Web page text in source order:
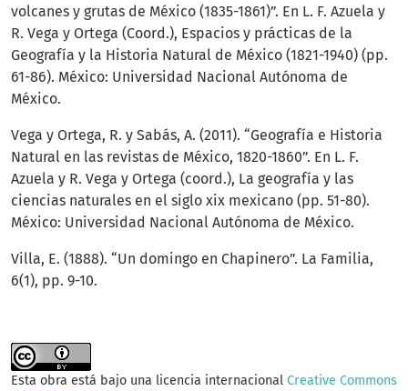
volcanes y grutas de México (1835-1861)”. En L. F. Azuela y
R. Vega y Ortega (Coord.), Espacios y prácticas de la
Geografía y la Historia Natural de México (1821-1940) (pp.
61-86). México: Universidad Nacional Autónoma de
México.
Vega y Ortega, R. y Sabás, A. (2011). “Geografía e Historia
Natural en las revistas de México, 1820-1860”. En L. F.
Azuela y R. Vega y Ortega (coord.), La geografía y las
ciencias naturales en el siglo xix mexicano (pp. 51-80).
México: Universidad Nacional Autónoma de México.
Villa, E. (1888). “Un domingo en Chapinero”. La Familia,
6(1), pp. 9-10.
Esta obra está bajo una licencia internacional Creative Commons